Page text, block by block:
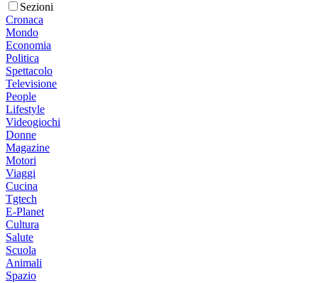
Sezioni
Cronaca
Mondo
Economia
Politica
Spettacolo
Televisione
People
Lifestyle
Videogiochi
Donne
Magazine
Motori
Viaggi
Cucina
Tgtech
E-Planet
Cultura
Salute
Scuola
Animali
Spazio